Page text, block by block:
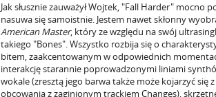
Jak słusznie zauważył Wojtek, "Fall Harder" mocno
nasuwa się samoistnie. Jestem nawet skłonny
American Master, który ze względu na swój
takiego "Bones". Wszystko rozbija się o
bitem, zaakcentowanym w odpowiednich
interakcję starannie poprowadzonymi liniami
wokale (zresztą jego barwa także może kojarzyć
obcowania z zaginionym trackiem Changes),